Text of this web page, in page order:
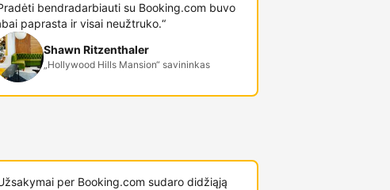
bendradarbiauti su Booking.com buvo
paprasta ir visai neužtruko.“
Shawn Ritzenthaler
„Hollywood Hills Mansion“ savininkas
per Booking.com sudaro didžiąją